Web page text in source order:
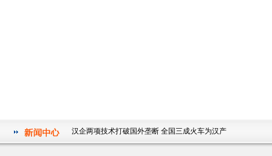
汉企两项技术打破国外垄断 全国三成火车为汉产
祝贺我公司被湖北省经济和信息化委员会授予2011年度湖北省